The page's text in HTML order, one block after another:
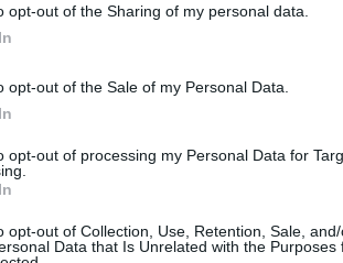
opt-out of the Sharing of my personal data.
opt-out of the Sale of my Personal Data.
opt-out of processing my Personal Data for
opt-out of Collection, Use, Retention, Sale,
Data that Is Unrelated with the Purposes
5:15